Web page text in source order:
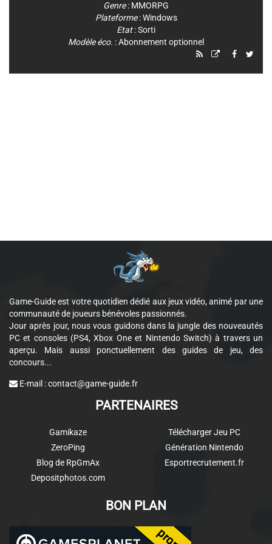
Genre: MMORPG
Plateforme:Windows
Etat: Sorti
Modèle éco. : Abonnement optionnel
Game-Guide est votre quotidien dédié aux jeux vidéo, animé par une
communauté de joueurs bénévoles passionnés.
Jour après jour, nous vous guidons dans la jungle des nouveautés
PC et consoles (PS4, Xbox One et Nintendo Switch) à travers un
aperçu. Mais aussi ponctuellement des guides de jeu, des
concours...
E-mail :contact@game-guide.fr
PARTENAIRES
Gamikaze
ZeroPing
Blog de RpGmAx
Depositphotos.com
Télécharger Jeu PC
Génération Nintendo
Esportrecrutement.fr
BON PLAN